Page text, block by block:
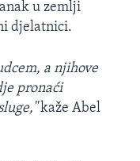
u zemlji
djelatnici.
a njihove
pronaći
kaže Abel